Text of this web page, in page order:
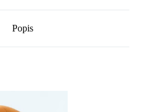
Popis